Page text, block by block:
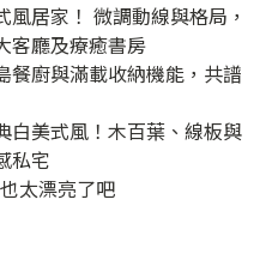
居家！ 微調動線與格局，
客廳及療癒書房
餐廚與滿載收納機能，共譜
白美式風！木百葉、線板與
私宅
太漂亮了吧